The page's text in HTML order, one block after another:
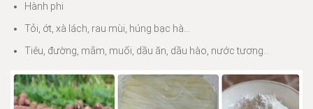
Hành phi
Tỏi, ớt, xà lách, rau mùi, húng bạc hà…
Tiêu, đường, mắm, muối, dầu ăn, dầu hào, nước tương…